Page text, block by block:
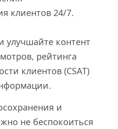
клиентов 24/7.
улучшайте контент
рейтинга
клиентов (CSAT)
и
не беспокоиться